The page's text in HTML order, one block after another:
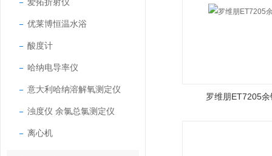
优莱博恒温水浴
酸度计
哈纳电导率仪
意大利哈纳溶解氧测定仪
浊度仪 余氯总氯测定仪
离心机
罗维朋ET7205